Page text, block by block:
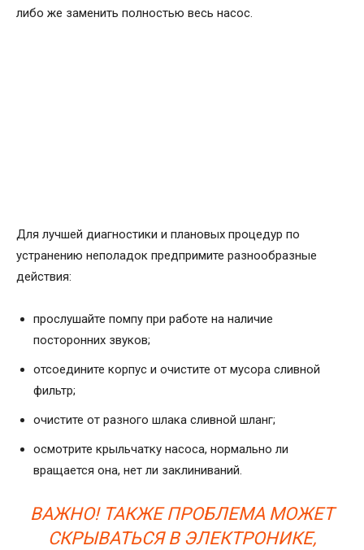
либо же заменить полностью весь насос.
Для лучшей диагностики и плановых процедур по
устранению неполадок предпримите разнообразные
действия:
прослушайте помпу при работе на наличие
посторонних звуков;
отсоедините корпус и очистите от мусора сливной
фильтр;
очистите от разного шлака сливной шланг;
осмотрите крыльчатку насоса, нормально ли
вращается она, нет ли заклиниваний.
ВАЖНО! ТАКЖЕ ПРОБЛЕМА МОЖЕТ
СКРЫВАТЬСЯ В ЭЛЕКТРОНИКЕ,